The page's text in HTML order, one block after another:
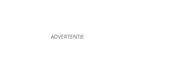
ADVERTENTIE